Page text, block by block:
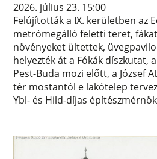
2026. július 23. 15:00
Felújították a IX. kerületben az
metrómegálló feletti teret,
növényeket ültettek,
helyezték át a Fókák díszkutat,
Pest-Buda mozi előtt, a József
tér mostantól e lakótelep
Ybl- és Hild-díjas